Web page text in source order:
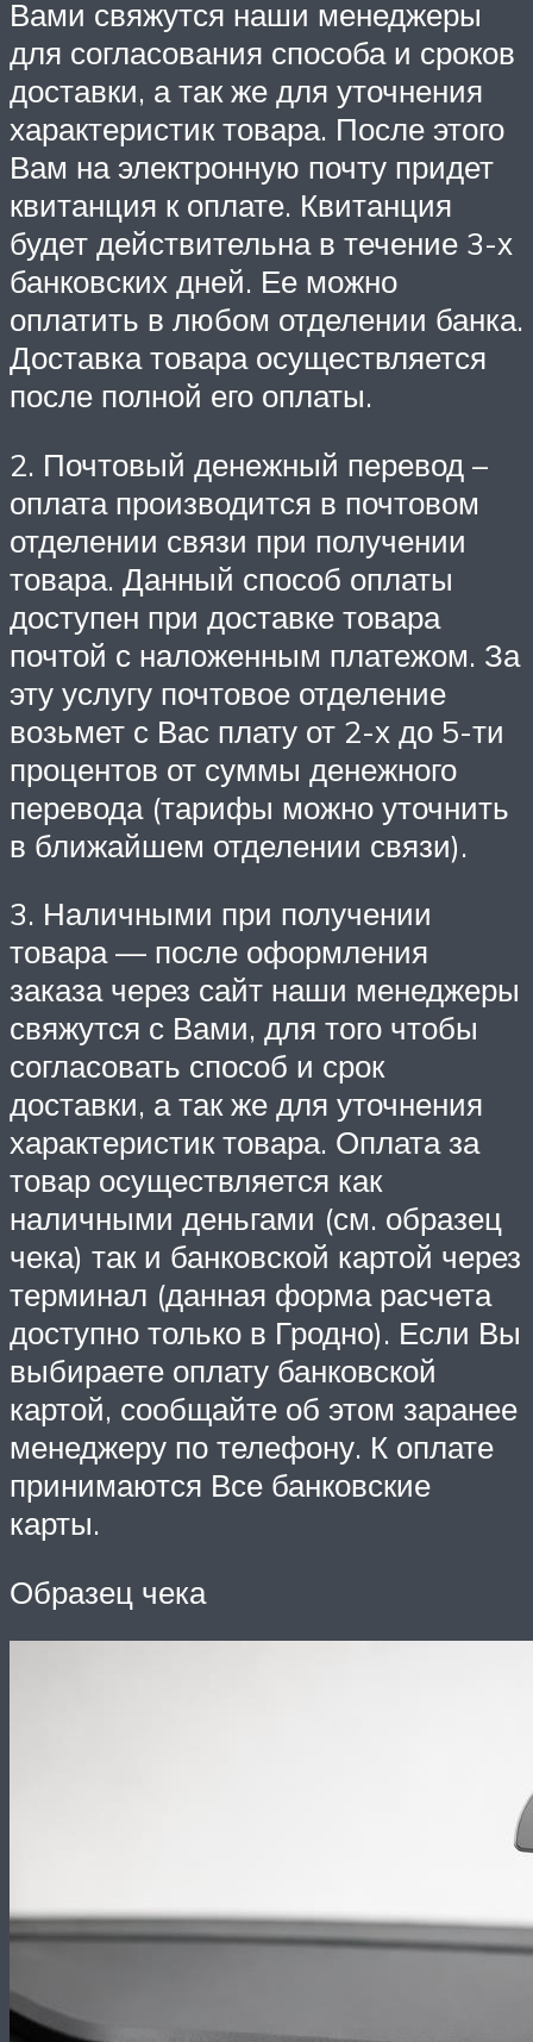
Вами свяжутся наши менеджеры
для согласования способа и сроков
доставки, а так же для уточнения
характеристик товара. После этого
Вам на электронную почту придет
квитанция к оплате. Квитанция
будет действительна в течение 3-х
банковских дней. Ее можно
оплатить в любом отделении банка.
Доставка товара осуществляется
после полной его оплаты.
2. Почтовый денежный перевод –
оплата производится в почтовом
отделении связи при получении
товара. Данный способ оплаты
доступен при доставке товара
почтой с наложенным платежом. За
эту услугу почтовое отделение
возьмет с Вас плату от 2-х до 5-ти
процентов от суммы денежного
перевода (тарифы можно уточнить
в ближайшем отделении связи).
3. Наличными при получении
товара — после оформления
заказа через сайт наши менеджеры
свяжутся с Вами, для того чтобы
согласовать способ и срок
доставки, а так же для уточнения
характеристик товара. Оплата за
товар осуществляется как
наличными деньгами (см. образец
чека) так и банковской картой через
терминал (данная форма расчета
доступно только в Гродно). Если Вы
выбираете оплату банковской
картой, сообщайте об этом заранее
менеджеру по телефону. К оплате
принимаются Все банковские
карты.
Образец чека